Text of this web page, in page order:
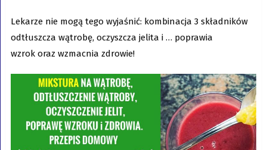
Lekarze nie mogą tego wyjaśnić: kombinacja 3 składników
odtłuszcza wątrobę, oczyszcza jelita i … poprawia
wzrok oraz wzmacnia zdrowie!